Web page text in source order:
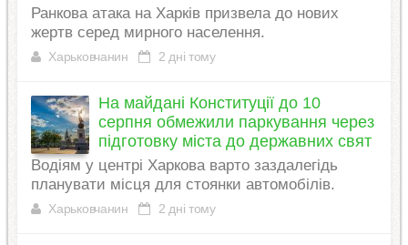
Ранкова атака на Харків призвела до нових
жертв серед мирного населення.
Харьковчанин 2 дні тому
На майдані Конституції до 10
серпня обмежили паркування через
підготовку міста до державних свят
Водіям у центрі Харкова варто заздалегідь
планувати місця для стоянки автомобілів.
Харьковчанин 2 дні тому